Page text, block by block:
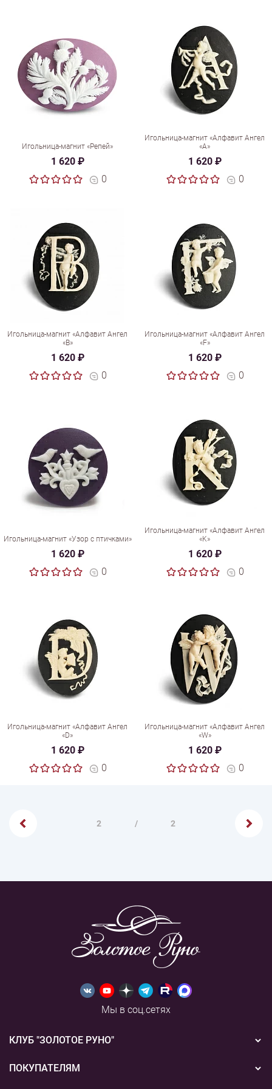
Игольница-магнит «Репей»
1 620 ₽
0
Игольница-магнит «Алфавит Ангел
«A»
1 620 ₽
0
Игольница-магнит «Алфавит Ангел
«B»
1 620 ₽
0
Игольница-магнит «Алфавит Ангел
«F»
1 620 ₽
0
Игольница-магнит «Узор с птичками»
1 620 ₽
0
Игольница-магнит «Алфавит Ангел
«K»
1 620 ₽
0
Игольница-магнит «Алфавит Ангел
«D»
1 620 ₽
0
Игольница-магнит «Алфавит Ангел
«W»
1 620 ₽
0
2 / 2
Мы в соц.сетях
КЛУБ "ЗОЛОТОЕ РУНО"
Новости
ПОКУПАТЕЛЯМ